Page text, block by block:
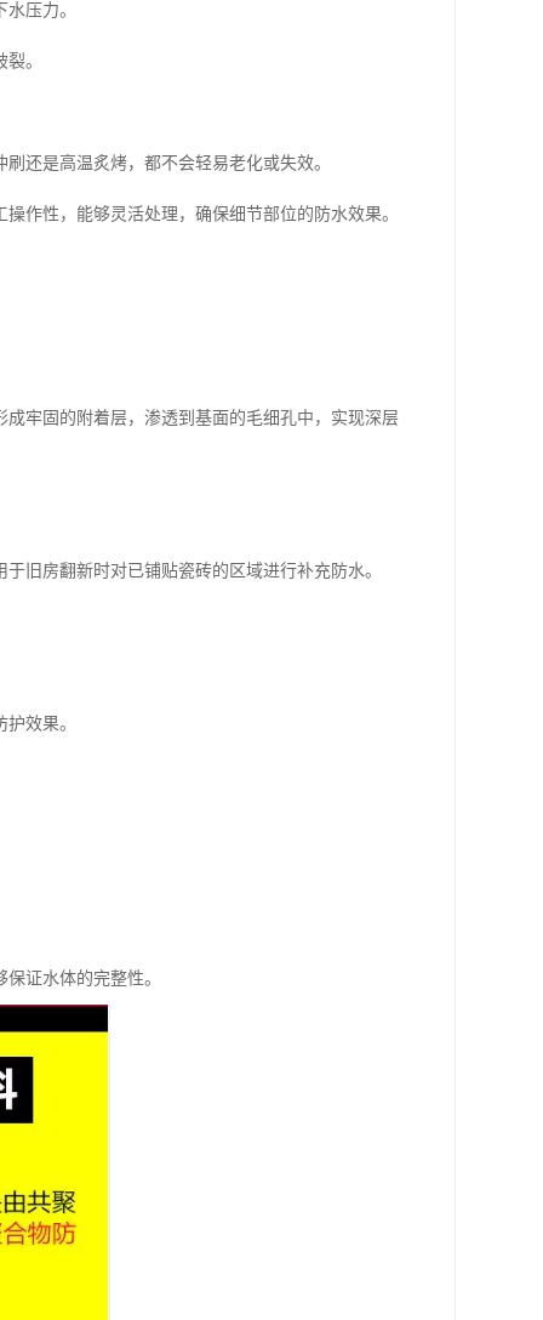
压力。
。
还是高温炙烤，都不会轻易老化或失效。
作性，能够灵活处理，确保细节部位的防水效果。
牢固的附着层，渗透到基面的毛细孔中，实现深层
旧房翻新时对已铺贴瓷砖的区域进行补充防水。
效果。
证水体的完整性。